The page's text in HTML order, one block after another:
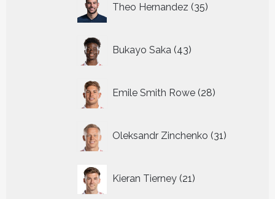
Theo Hernandez 35
producten
Bukayo Saka 43
producten
Emile Smith Rowe 28
producten
Oleksandr Zinchenko 31
producten
Kieran Tierney 21
producten